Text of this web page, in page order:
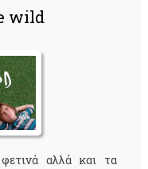
wild
αλλά και τα